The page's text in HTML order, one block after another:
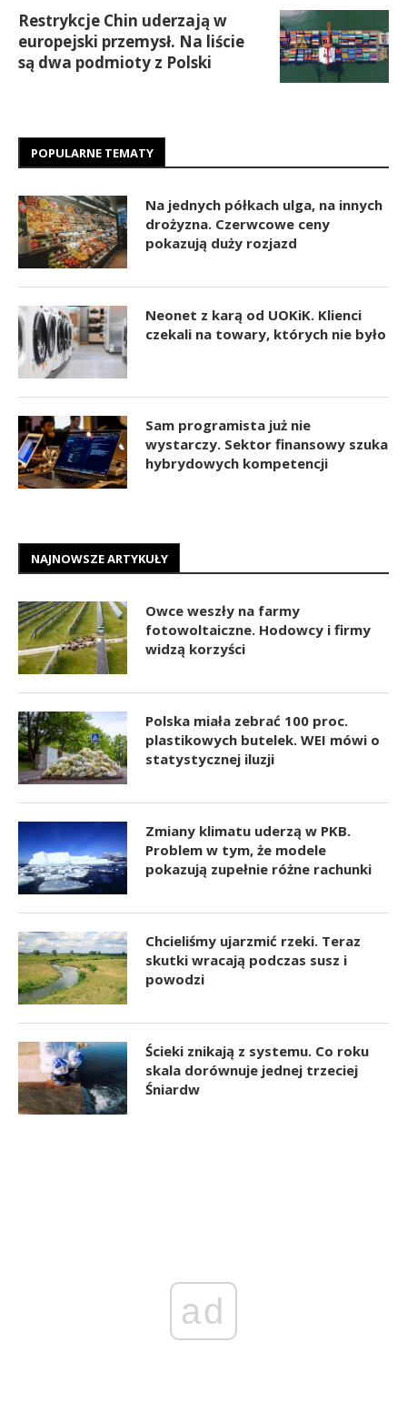
Restrykcje Chin uderzają w
europejski przemysł. Na liście
są dwa podmioty z Polski
POPULARNE TEMATY
Na jednych półkach ulga, na innych
drożyzna. Czerwcowe ceny
pokazują duży rozjazd
Neonet z karą od UOKiK. Klienci
czekali na towary, których nie było
Sam programista już nie
wystarczy. Sektor finansowy szuka
hybrydowych kompetencji
NAJNOWSZE ARTYKUŁY
Owce weszły na farmy
fotowoltaiczne. Hodowcy i firmy
widzą korzyści
Polska miała zebrać 100 proc.
plastikowych butelek. WEI mówi o
statystycznej iluzji
Zmiany klimatu uderzą w PKB.
Problem w tym, że modele
pokazują zupełnie różne rachunki
Chcieliśmy ujarzmić rzeki. Teraz
skutki wracają podczas susz i
powodzi
Ścieki znikają z systemu. Co roku
skala dorównuje jednej trzeciej
Śniardw
ad